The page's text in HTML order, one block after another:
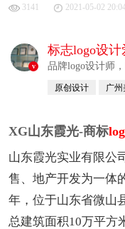
3141 2021-05-02
v
标志logo设
品牌logo设计师
原创设计 广州
XG山东霞光-商标
山东霞光实业有限公
售、地产开发为一体
年，位于山东省微山
总建筑面积10万平方